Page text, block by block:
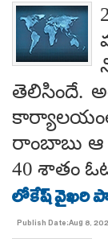
తెలిసిందే.
రాంబాబు ఆ
40 శాతం
లోకేష్ వైఖరి
Publish Date:Aug 8,